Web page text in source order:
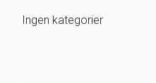
Ingen kategorier